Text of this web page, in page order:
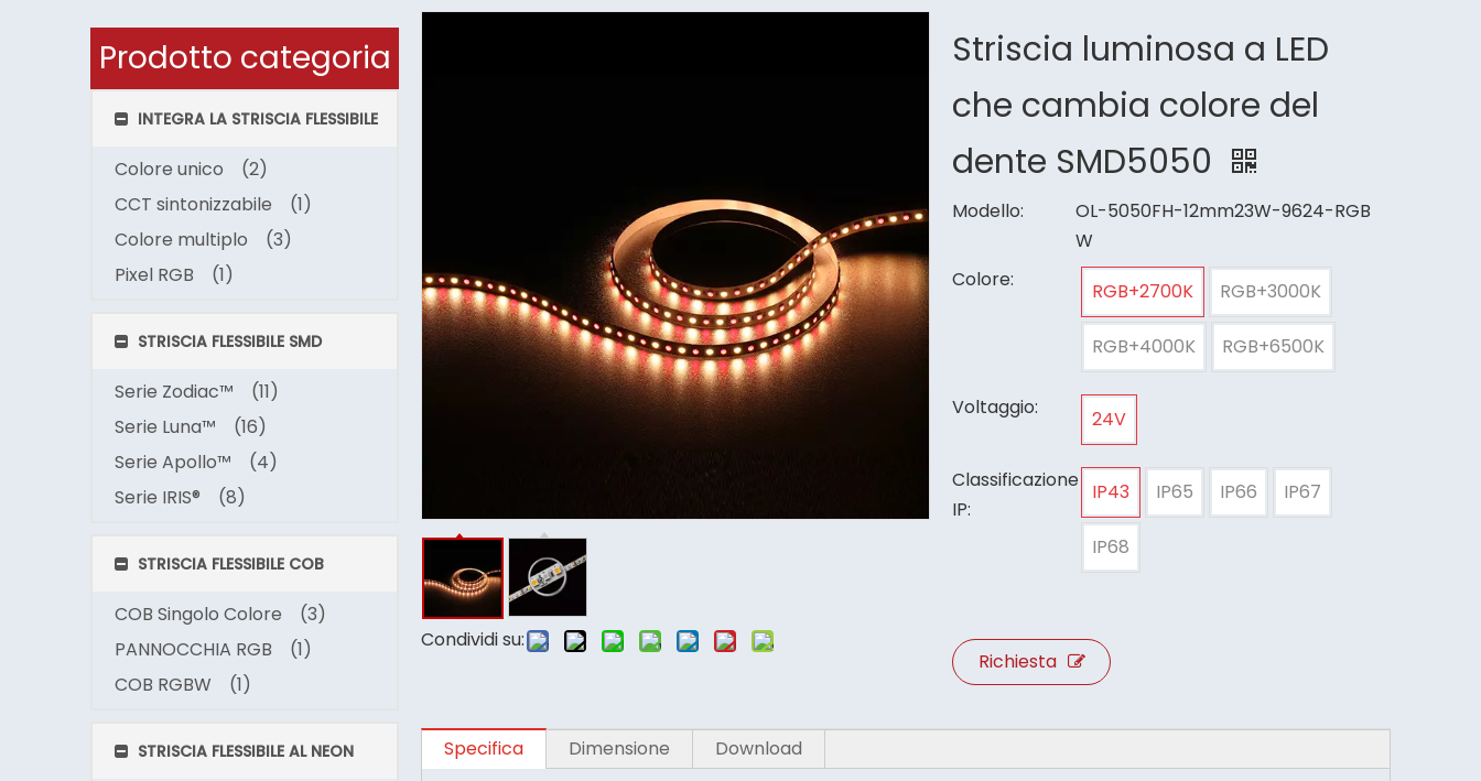
Prodotto categoria
INTEGRA LA STRISCIA FLESSIBILE
Colore unico
(2)
CCT sintonizzabile
(1)
Colore multiplo
(3)
Pixel RGB
(1)
STRISCIA FLESSIBILE SMD
Serie Zodiac™
(11)
Serie Luna™
(16)
Serie Apollo™
(4)
Serie IRIS®
(8)
STRISCIA FLESSIBILE COB
COB Singolo Colore
(3)
PANNOCCHIA RGB
(1)
COB RGBW
(1)
STRISCIA FLESSIBILE AL NEON
Condividi su:
Striscia luminosa a LED
che cambia colore del
dente SMD5050
Modello:
OL-5050FH-12mm23W-9624-RGB
W
Colore:
RGB+2700K RGB+3000K
RGB+4000K RGB+6500K
Voltaggio: 24V
Classificazione
IP:
IP43 IP65 IP66 IP67
IP68
Richiesta
Specifica Dimensione
Download